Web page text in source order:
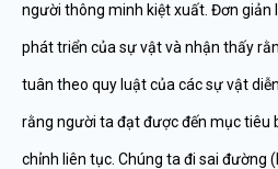
người thông minh kiệt xuất. Đơn giản
phát triển của sự vật và nhận thấy
tuân theo quy luật của các sự vật
rằng người ta đạt được đến mục tiêu
chỉnh liên tục. Chúng ta đi sai đường